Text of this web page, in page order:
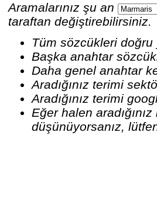
Aramalarınız şu an
taraftan değiştirebilirsiniz.
Tüm sözcükleri doğru
Başka anahtar
Daha genel anahtar
Aradığınız terimi
Aradığınız terimi
Eğer halen
düşünüyorsanız,